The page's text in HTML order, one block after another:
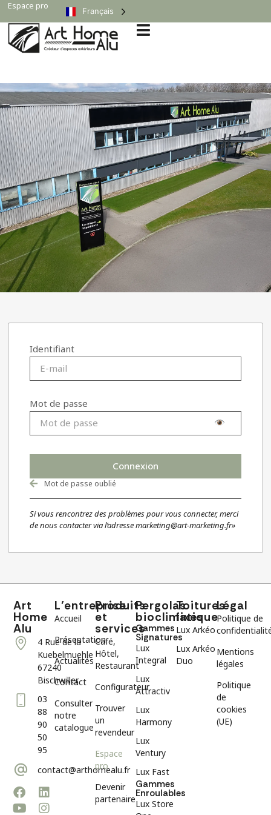
Espace pro Français
Espace pro
Identifiant
Mot de passe
Connexion
Mot de passe oublié
Si vous rencontrez des problèmes pour vous connecter, merci
de nous contacter via l’adressemarketing@art-marketing.fr»
Art
Home
Alu
4 Rue de la
Kuebelmuehle
67240
Bischwiller
03
88
90
50
95
contact@arthomealu.fr
L’entreprise
Accueil
Présentation
Actualités
Contact
Consulter
notre
catalogue
Produits
et
services
Café,
Hôtel,
Restaurant
Configurateur
Trouver
un
revendeur
Espace
pro
Devenir
partenaire
Pergolas
bioclimatique
Gammes
Signatures
Lux
Integral
Lux
Attractiv
Lux
Harmony
Lux
Ventury
Lux Fast
Gammes
Enroulables
Lux Store
Toitures
fixes
Lux Arkéo
Lux Arkéo
Duo
Légal
Politique de
Mentions
légales
Politique
de
cookies
(UE)